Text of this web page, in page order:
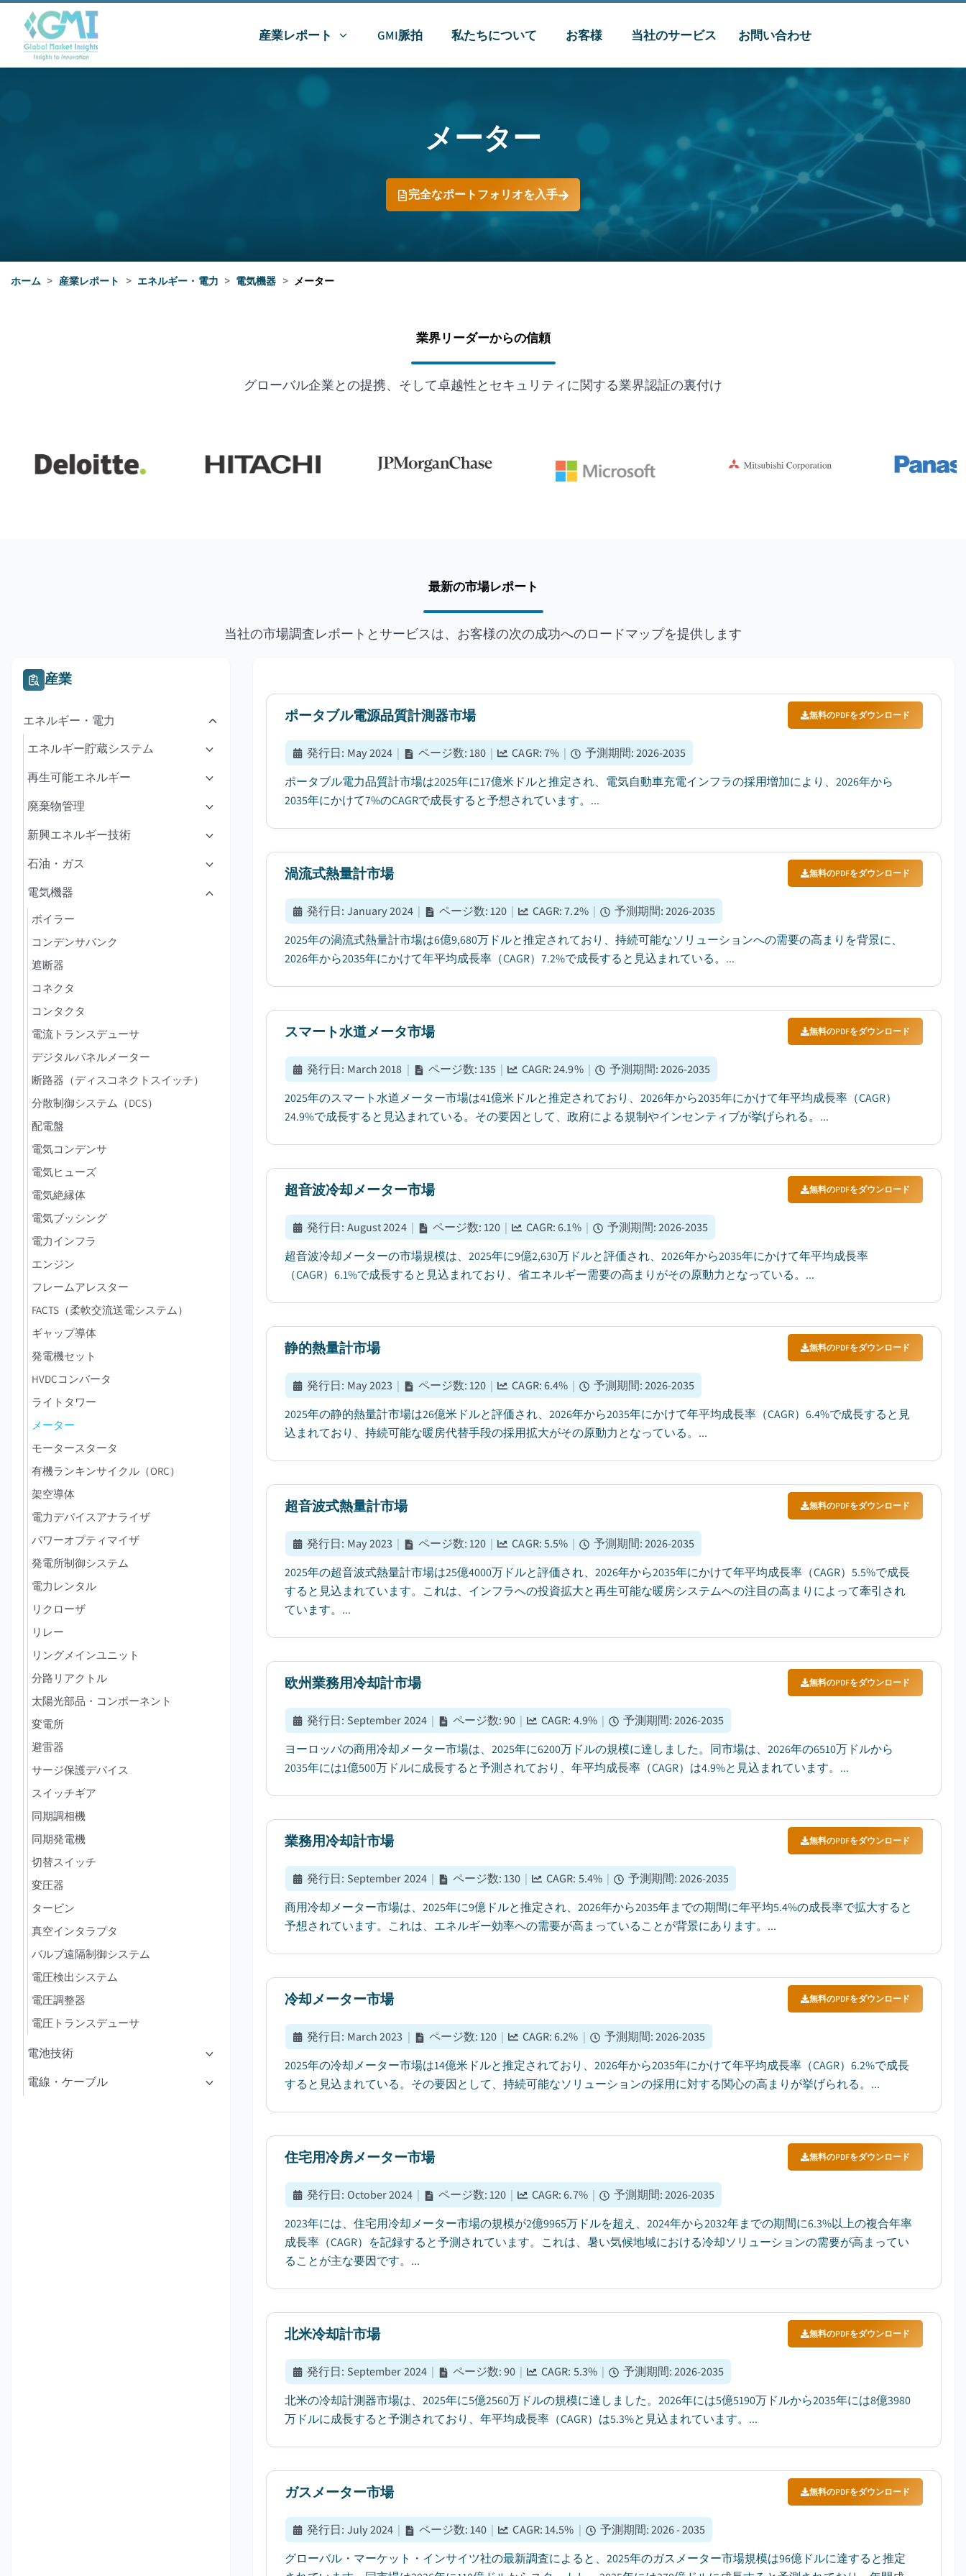
産業レポート GMI脈拍 私たちについて お客様 当社のサービス お問い合わせ
メーター
完全なポートフォリオを入手
ホーム > 産業レポート > エネルギー・電力 > 電気機器 > メーター
業界リーダーからの信頼
グローバル企業との提携、そして卓越性とセキュリティに関する業界認証の裏付け
最新の市場レポート
当社の市場調査レポートとサービスは、お客様の次の成功へのロードマップを提供します
産業
エネルギー・電力
エネルギー貯蔵システム
再生可能エネルギー
廃棄物管理
新興エネルギー技術
石油・ガス
電気機器
ボイラー
コンデンサバンク
遮断器
コネクタ
コンタクタ
電流トランスデューサ
デジタルパネルメーター
断路器（ディスコネクトスイッチ）
分散制御システム（DCS）
配電盤
電気コンデンサ
電気ヒューズ
電気絶縁体
電気ブッシング
電力インフラ
エンジン
フレームアレスター
FACTS（柔軟交流送電システム）
ギャップ導体
発電機セット
HVDCコンバータ
ライトタワー
メーター
モータースタータ
有機ランキンサイクル（ORC）
架空導体
電力デバイスアナライザ
パワーオプティマイザ
発電所制御システム
電力レンタル
リクローザ
リレー
リングメインユニット
分路リアクトル
太陽光部品・コンポーネント
変電所
避雷器
サージ保護デバイス
スイッチギア
同期調相機
同期発電機
切替スイッチ
変圧器
タービン
真空インタラプタ
バルブ遠隔制御システム
電圧検出システム
電圧調整器
電圧トランスデューサ
電池技術
電線・ケーブル
ポータブル電源品質計測器市場 無料のPDFをダウンロード
発行日: May 2024 | ページ数:180 | CAGR:7% | 予測期間:2026-2035
ポータブル電力品質計市場は2025年に17億米ドルと推定され、電気自動車充電インフラの採用増加により、2026年から
2035年にかけて7%のCAGRで成長すると予想されています。...
渦流式熱量計市場 無料のPDFをダウンロード
発行日: January 2024 | ページ数:120 | CAGR:7.2% | 予測期間:2026-2035
2025年の渦流式熱量計市場は6億9,680万ドルと推定されており、持続可能なソリューションへの需要の高まりを背景に、
2026年から2035年にかけて年平均成長率（CAGR）7.2%で成長すると見込まれている。...
スマート水道メータ市場 無料のPDFをダウンロード
発行日: March 2018 | ページ数:135 | CAGR:24.9% | 予測期間:2026-2035
2025年のスマート水道メーター市場は41億米ドルと推定されており、2026年から2035年にかけて年平均成長率（CAGR）
24.9%で成長すると見込まれている。その要因として、政府による規制やインセンティブが挙げられる。...
超音波冷却メーター市場 無料のPDFをダウンロード
発行日: August 2024 | ページ数:120 | CAGR:6.1% | 予測期間:2026-2035
超音波冷却メーターの市場規模は、2025年に9億2,630万ドルと評価され、2026年から2035年にかけて年平均成長率
（CAGR）6.1%で成長すると見込まれており、省エネルギー需要の高まりがその原動力となっている。...
静的熱量計市場 無料のPDFをダウンロード
発行日: May 2023 | ページ数:120 | CAGR:6.4% | 予測期間:2026-2035
2025年の静的熱量計市場は26億米ドルと評価され、2026年から2035年にかけて年平均成長率（CAGR）6.4%で成長すると見
込まれており、持続可能な暖房代替手段の採用拡大がその原動力となっている。...
超音波式熱量計市場 無料のPDFをダウンロード
発行日: May 2023 | ページ数:120 | CAGR:5.5% | 予測期間:2026-2035
2025年の超音波式熱量計市場は25億4000万ドルと評価され、2026年から2035年にかけて年平均成長率（CAGR）5.5%で成長
すると見込まれています。これは、インフラへの投資拡大と再生可能な暖房システムへの注目の高まりによって牽引され
ています。...
欧州業務用冷却計市場 無料のPDFをダウンロード
発行日: September 2024 | ページ数:90 | CAGR: 4.9% | 予測期間:2026-2035
ヨーロッパの商用冷却メーター市場は、2025年に6200万ドルの規模に達しました。同市場は、2026年の6510万ドルから
2035年には1億500万ドルに成長すると予測されており、年平均成長率（CAGR）は4.9%と見込まれています。...
業務用冷却計市場 無料のPDFをダウンロード
発行日: September 2024 | ページ数:130 | CAGR: 5.4% | 予測期間:2026-2035
商用冷却メーター市場は、2025年に9億ドルと推定され、2026年から2035年までの期間に年平均5.4%の成長率で拡大すると
予想されています。これは、エネルギー効率への需要が高まっていることが背景にあります。...
冷却メーター市場 無料のPDFをダウンロード
発行日: March 2023 | ページ数:120 | CAGR:6.2% | 予測期間:2026-2035
2025年の冷却メーター市場は14億米ドルと推定されており、2026年から2035年にかけて年平均成長率（CAGR）6.2%で成長
すると見込まれている。その要因として、持続可能なソリューションの採用に対する関心の高まりが挙げられる。...
住宅用冷房メーター市場 無料のPDFをダウンロード
発行日: October 2024 | ページ数:120 | CAGR:6.7% | 予測期間:2026-2035
2023年には、住宅用冷却メーター市場の規模が2億9965万ドルを超え、2024年から2032年までの期間に6.3%以上の複合年率
成長率（CAGR）を記録すると予測されています。これは、暑い気候地域における冷却ソリューションの需要が高まってい
ることが主な要因です。...
北米冷却計市場 無料のPDFをダウンロード
発行日: September 2024 | ページ数:90 | CAGR: 5.3% | 予測期間:2026-2035
北米の冷却計測器市場は、2025年に5億2560万ドルの規模に達しました。2026年には5億5190万ドルから2035年には8億3980
万ドルに成長すると予測されており、年平均成長率（CAGR）は5.3%と見込まれています。...
ガスメーター市場 無料のPDFをダウンロード
発行日: July 2024 | ページ数:140 | CAGR:14.5% | 予測期間:2026 - 2035
グローバル・マーケット・インサイツ社の最新調査によると、2025年のガスメーター市場規模は96億ドルに達すると推定